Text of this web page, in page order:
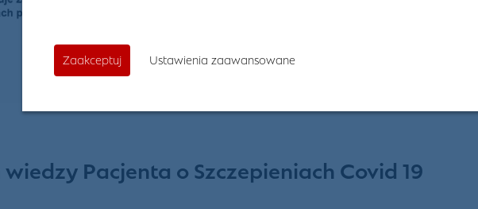
Pacjenta o Szczepieniach Covid 19
Zaakceptuj Ustawienia zaawansowane